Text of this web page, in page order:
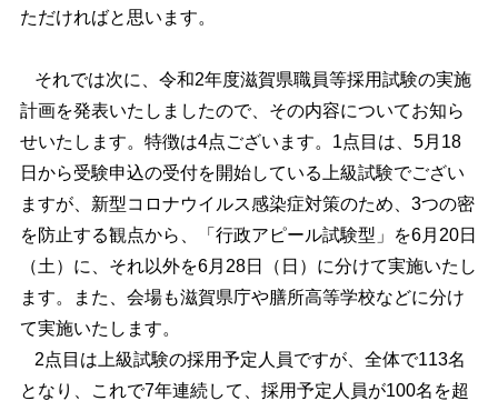
ただければと思います。
それでは次に、令和2年度滋賀県職員等採用試験の実施
計画を発表いたしましたので、その内容についてお知ら
せいたします。特徴は4点ございます。1点目は、5月18
日から受験申込の受付を開始している上級試験でござい
ますが、新型コロナウイルス感染症対策のため、3つの密
を防止する観点から、「行政アピール試験型」を6月20日
（土）に、それ以外を6月28日（日）に分けて実施いたし
ます。また、会場も滋賀県庁や膳所高等学校などに分け
て実施いたします。
2点目は上級試験の採用予定人員ですが、全体で113名
となり、これで7年連続して、採用予定人員が100名を超